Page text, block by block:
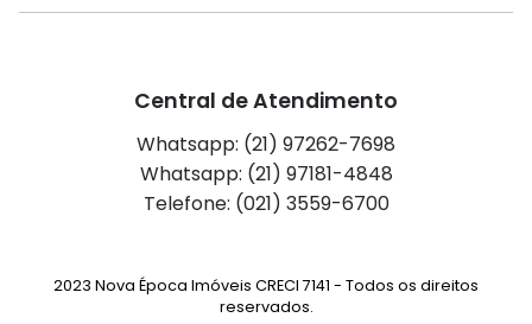
Central de Atendimento
Whatsapp: (21) 97262-7698
Whatsapp: (21) 97181-4848
Telefone: (021) 3559-6700
2023 Nova Época Imóveis CRECI 7141 - Todos os direitos
reservados.